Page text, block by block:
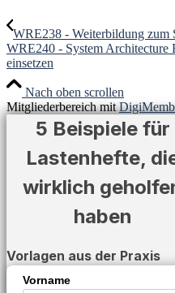
WRE238 - Weiterbildung zum
WRE240 - System Architecture
einsetzen
Nach oben scrollen
Mitgliederbereich mit
5 Beispiele für
Lastenhefte,
wirklich
haben
Vorlagen aus der Praxis
Vorname